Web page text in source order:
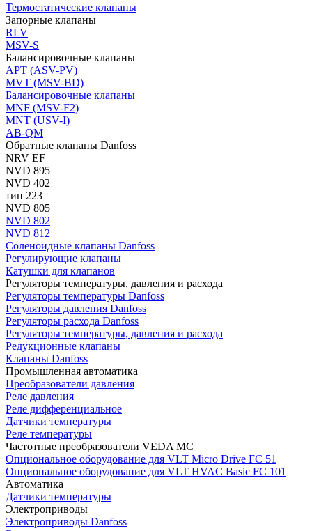
Термостатические клапаны
Запорные клапаны
RLV
MSV-S
Балансировочные клапаны
APT (ASV-PV)
MVT (MSV-BD)
Балансировочные клапаны
MNF (MSV-F2)
MNT (USV-I)
AB-QM
Обратные клапаны Danfoss
NRV EF
NVD 895
NVD 402
тип 223
NVD 805
NVD 802
NVD 812
Соленоидные клапаны Danfoss
Регулирующие клапаны
Катушки для клапанов
Регуляторы температуры, давления и расхода
Регуляторы температуры Danfoss
Регуляторы давления Danfoss
Регуляторы расхода Danfoss
Регуляторы температуры, давления и расхода
Редукционные клапаны
Клапаны Danfoss
Промышленная автоматика
Преобразователи давления
Реле давления
Реле дифференциальное
Датчики температуры
Реле температуры
Частотные преобразователи VEDA MC
Опциональное оборудование для VLT Micro Drive FC 51
Опциональное оборудование для VLT HVAC Basic FC 101
Автоматика
Датчики температуры
Электроприводы
Электроприводы Danfoss